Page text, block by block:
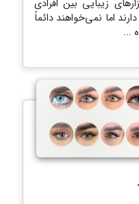
زیبایی بین افرادی
اما نمی‌خواهند دائماً
...